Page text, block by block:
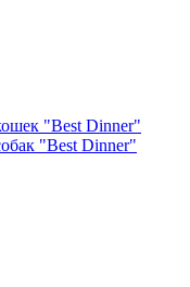
"Best Dinner"
"Best Dinner"